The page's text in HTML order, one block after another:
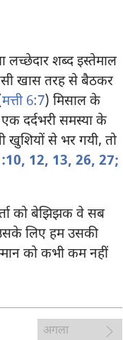
लच्छेदार शब्द इस्तेमाल
खास तरह से बैठकर
मत्ती 6:7) मिसाल के
दर्दभरी समस्या के
खुशियों से भर गयी, तो
12, 13, 26, 27;
को बेझिझक वे सब
लिए हम उसकी
को कभी कम नहीं
अगला